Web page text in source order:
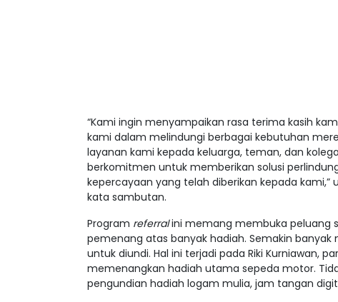
“Kami ingin menyampaikan rasa terima kasih
kami dalam melindungi berbagai kebutuhan
layanan kami kepada keluarga, teman, dan
berkomitmen untuk memberikan solusi
kepercayaan yang telah diberikan kepada
kata sambutan.
Program referralini memang membuka peluang
pemenang atas banyak hadiah. Semakin banyak
untuk diundi. Hal ini terjadi pada Riki Kurniawan,
memenangkan hadiah utama sepeda motor.
pengundian hadiah logam mulia, jam tangan